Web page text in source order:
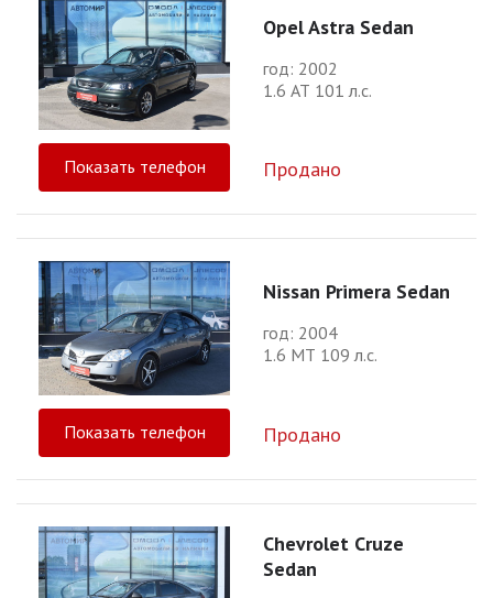
Opel Astra Sedan
год: 2002
1.6 АТ 101 л.с.
Показать телефон Продано
Nissan Primera Sedan
год: 2004
1.6 МТ 109 л.с.
Показать телефон Продано
Chevrolet Cruze
Sedan